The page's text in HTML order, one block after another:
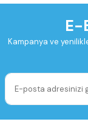
E-
Kampanya ve